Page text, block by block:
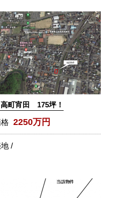
高町宵田 175坪！
2250万円
/